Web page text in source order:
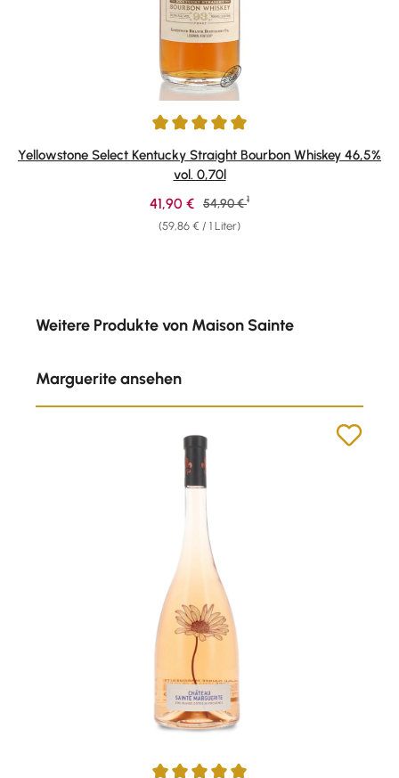
Durchschnittliche Bewertung von 5 von 5 Sternen
Yellowstone Select Kentucky Straight Bourbon Whiskey 46,5%
vol. 0,70l
(59,86 € / 1 Liter)
Verkaufspreis:
41,90 € Regulärer Preis:
54,90 € 1
Weitere Produkte von Maison Sainte
Marguerite ansehen